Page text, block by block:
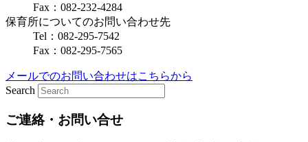
Fax：082-232-4284
保育所についてのお問い合わせ先
Tel：082-295-7542
Fax：082-295-7565
メールでのお問い合わせはこちらから
Search
ご連絡・お問い合せ